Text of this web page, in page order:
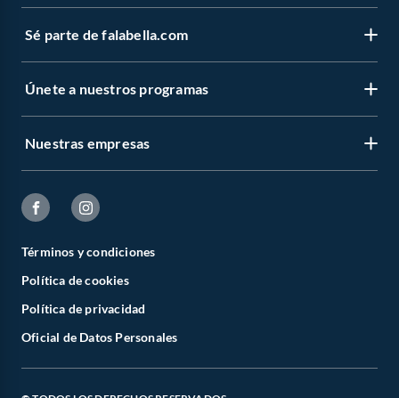
Sé parte de falabella.com
Únete a nuestros programas
Nuestras empresas
Términos y condiciones
Política de cookies
Política de privacidad
Oficial de Datos Personales